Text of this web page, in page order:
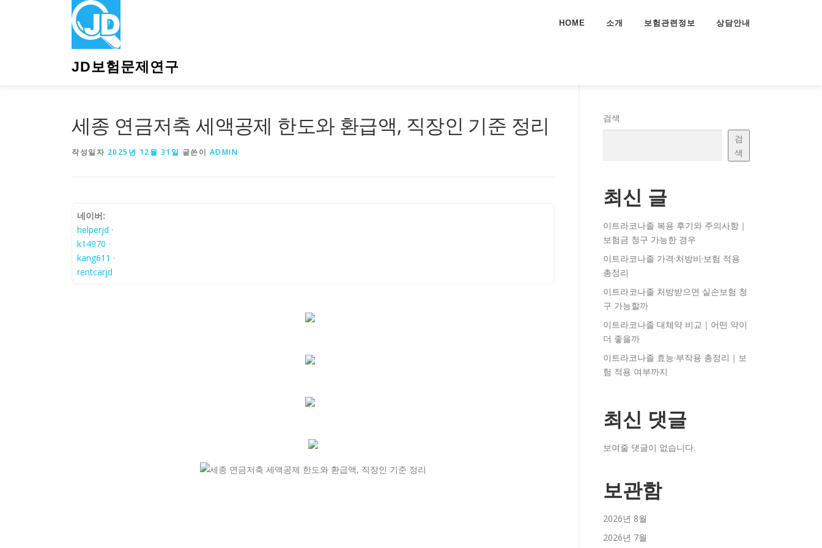
JD보험문제연구
HOME 소개 보험관련정보 상담안내
세종 연금저축 세액공제 한도와 환급액, 직장인 기준 정리
작성일자 2025년 12월 31일 글쓴이 ADMIN
네이버:
helperjd ·
k14970 ·
kang611 ·
rentcarjd
검색
검
색
최신 글
이트라코나졸 복용 후기와 주의사항｜
보험금 청구 가능한 경우
이트라코나졸 가격·처방비·보험 적용
총정리
이트라코나졸 처방받으면 실손보험 청
구 가능할까
이트라코나졸 대체약 비교｜어떤 약이
더 좋을까
이트라코나졸 효능·부작용 총정리｜보
험 적용 여부까지
최신 댓글
보여줄 댓글이 없습니다.
보관함
2026년 8월
2026년 7월